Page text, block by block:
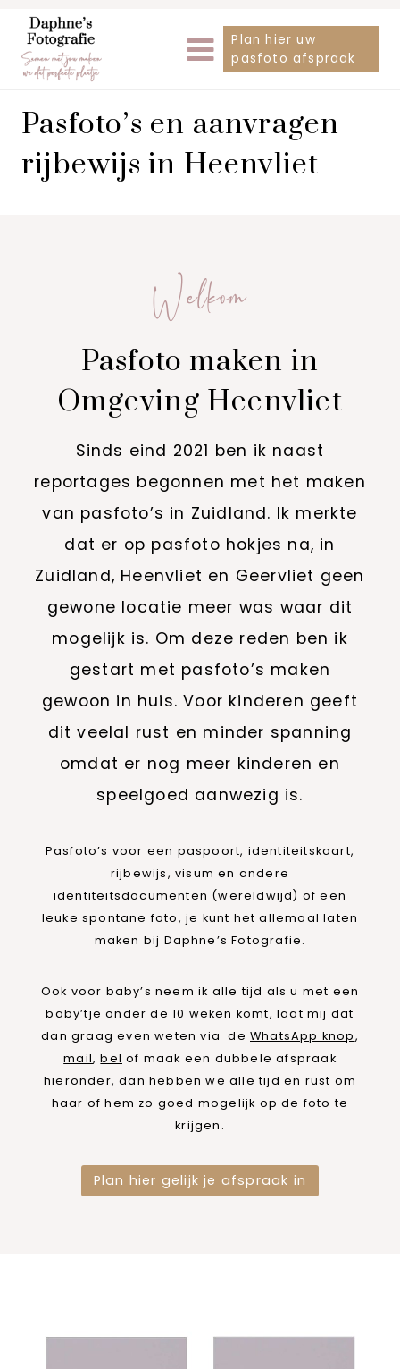
Doorgaan
naar
inhoud
Plan hier uw
pasfoto afspraak
Pasfoto’s en aanvragen
rijbewijs in Heenvliet
Welkom
Pasfoto maken in
Omgeving Heenvliet
Sinds eind 2021 ben ik naast
reportages begonnen met het maken
van pasfoto’s in Zuidland. Ik merkte
dat er op pasfoto hokjes na, in
Zuidland, Heenvliet en Geervliet geen
gewone locatie meer was waar dit
mogelijk is. Om deze reden ben ik
gestart met pasfoto’s maken
gewoon in huis. Voor kinderen geeft
dit veelal rust en minder spanning
omdat er nog meer kinderen en
speelgoed aanwezig is.
Pasfoto’s voor een paspoort, identiteitskaart,
rijbewijs, visum en andere
identiteitsdocumenten (wereldwijd) of een
leuke spontane foto, je kunt het allemaal laten
maken bij Daphne’s Fotografie.
Ook voor baby’s neem ik alle tijd als u met een
baby’tje onder de 10 weken komt, laat mij dat
dan graag even weten via de WhatsApp knop,
mail,bel of maak een dubbele afspraak
hieronder, dan hebben we alle tijd en rust om
haar of hem zo goed mogelijk op de foto te
krijgen.
Plan hier gelijk je afspraak in